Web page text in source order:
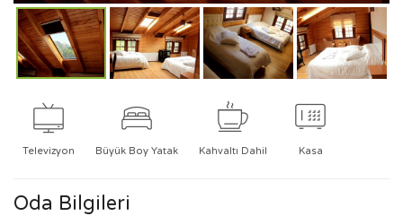
Televizyon Büyük Boy Yatak Kahvaltı Dahil Kasa
Oda Bilgileri